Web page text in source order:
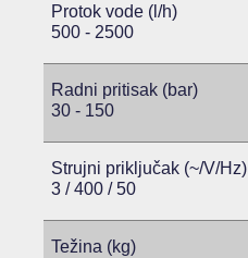
Protok vode (l/h)
500 - 2500
Radni pritisak (bar)
30 - 150
Strujni priključak (~/V/Hz)
3 / 400 / 50
Težina (kg)